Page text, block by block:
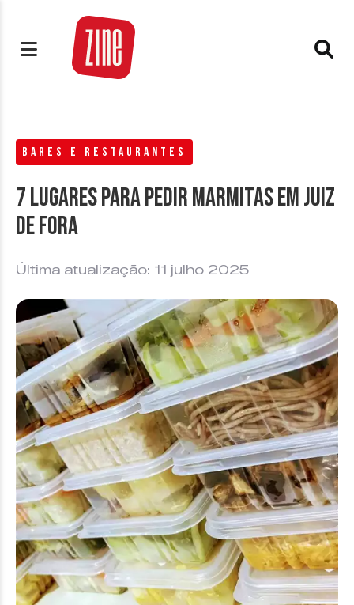
BARES E RESTAURANTES
7 lugares para pedir marmitas em Juiz
de Fora
Última atualização: 11 julho 2025